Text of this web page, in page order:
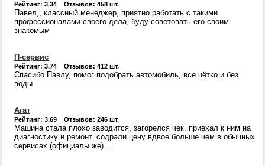
Рейтинг: 3.34 Отзывов: 458 шт.
Павел,, классный менеджер, приятно работать с такими
профессионалами своего дела, буду советовать его своим
знакомым
П-сервис
Рейтинг: 3.74 Отзывов: 412 шт.
Спасибо Павлу, помог подобрать автомобиль, все чётко и без
воды
Агат
Рейтинг: 3.69 Отзывов: 246 шт.
Машина стала плохо заводится, загорелся чек. приехал к ним на
диагностику и ремонт. содрали цену вдвое больше чем в обычных
сервисах (официалы же)....